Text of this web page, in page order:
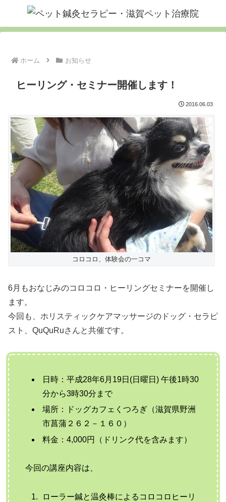
ホーム お知らせ
ヒーリング・セミナー開催します！
2016.06.03
コロコロ、体験会の一コマ
6月もおなじみのコロコロ・ヒーリングセミナーを開催し
ます。
今回も、ホリスティックケアマッサージのドッグ・セラピ
スト、QuQuRuさんと共催です。
日時：平成28年6月19日(日曜日) 午後1時30
分から3時30分まで
場所：ドッグカフェくつろぎ（滋賀県野洲
市菖蒲２６２－１６０）
料金：4,000円（ドリンク代を含みます）
今回の講座内容は、
ローラー鍼と温灸棒によるコロコロヒーリ